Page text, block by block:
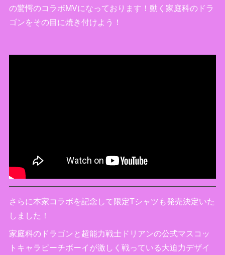
の驚愕のコラボMVになっております！動く家庭科のドラ
ゴンをその目に焼き付けよう！
さらに本家コラボを記念して限定Tシャツも発売決定いた
しました！
家庭科のドラゴンと超能力戦士ドリアンの公式マスコッ
トキャラピーチボーイが激しく戦っている大迫力デザイ